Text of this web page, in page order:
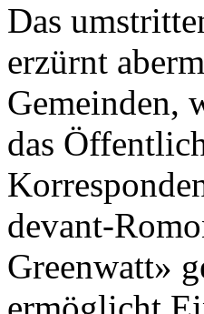
Das
erzürnt
Gemeinden,
das
devant-
Greenwatt»